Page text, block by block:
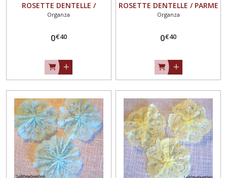
ROSETTE DENTELLE /
ROUGE ** 40 mm ** à
l'unité - F24
Organza
0€40
ROSETTE DENTELLE / PARME
** 40 mm ** à coudre ou à
Organza
0€40